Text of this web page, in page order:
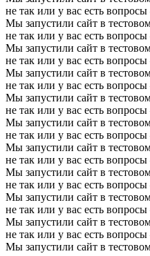
не так или у вас есть
Мы запустили сайт в
не так или у вас есть
Мы запустили сайт в
не так или у вас есть
Мы запустили сайт в
не так или у вас есть
Мы запустили сайт в
не так или у вас есть
Мы запустили сайт в
не так или у вас есть
Мы запустили сайт в
не так или у вас есть
Мы запустили сайт в
не так или у вас есть
Мы запустили сайт в
не так или у вас есть
Мы запустили сайт в
не так или у вас есть
Мы запустили сайт в